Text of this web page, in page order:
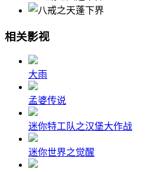
相关影视
大雨
孟婆传说
迷你特工队之汉堡大作战
迷你世界之觉醒